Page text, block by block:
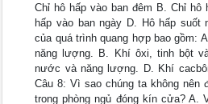
Chỉ hô hấp vào ban đêm B. Chỉ hô
hấp vào ban ngày D. Hô hấp suốt
của quá trình quang hợp bao gồm:
năng lượng. B. Khí ôxi, tinh bột
nước và năng lượng. D. Khí
Câu 8: Vì sao chúng ta không nên
trong phòng ngủ đóng kín cửa?